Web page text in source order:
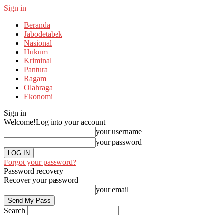
Sign in
Beranda
Jabodetabek
Nasional
Hukum
Kriminal
Pantura
Ragam
Olahraga
Ekonomi
Sign in
Welcome!Log into your account
your username
your password
Forgot your password?
Password recovery
Recover your password
your email
Search